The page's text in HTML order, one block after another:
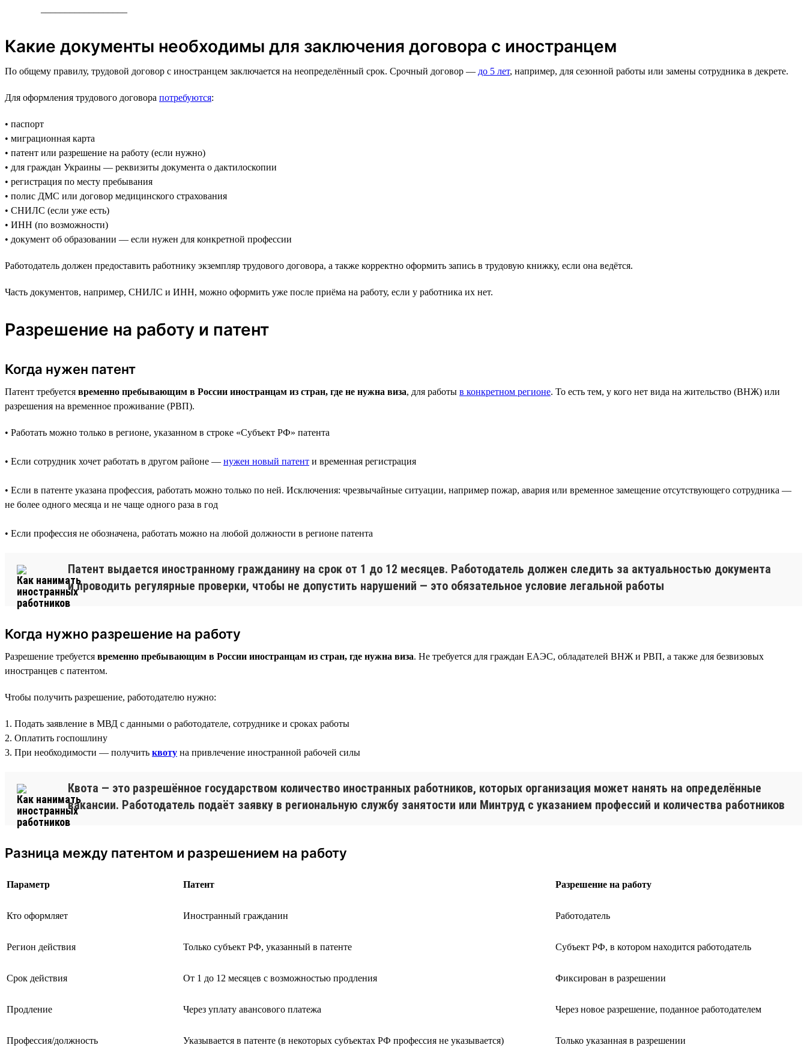
Какие документы необходимы для заключения договора с иностранцем
По общему правилу, трудовой договор с иностранцем заключается на неопределённый срок. Срочный договор — до 5 лет, например, для сезонной работы или замены сотрудника в декрете.
Для оформления трудового договора потребуются:
• паспорт
• миграционная карта
• патент или разрешение на работу (если нужно)
• для граждан Украины — реквизиты документа о дактилоскопии
• регистрация по месту пребывания
• полис ДМС или договор медицинского страхования
• СНИЛС (если уже есть)
• ИНН (по возможности)
• документ об образовании — если нужен для конкретной профессии
Работодатель должен предоставить работнику экземпляр трудового договора, а также корректно оформить запись в трудовую книжку, если она ведётся.
Часть документов, например, СНИЛС и ИНН, можно оформить уже после приёма на работу, если у работника их нет.
Разрешение на работу и патент
Когда нужен патент
Патент требуется временно пребывающим в России иностранцам из стран, где не нужна виза, для работы в конкретном регионе. То есть тем, у кого нет вида на жительство (ВНЖ) или
разрешения на временное проживание (РВП).
• Работать можно только в регионе, указанном в строке «Субъект РФ» патента
• Если сотрудник хочет работать в другом районе — нужен новый патент и временная регистрация
• Если в патенте указана профессия, работать можно только по ней. Исключения: чрезвычайные ситуации, например пожар, авария или временное замещение отсутствующего сотрудника —
не более одного месяца и не чаще одного раза в год
• Если профессия не обозначена, работать можно на любой должности в регионе патента
Патент выдается иностранному гражданину на срок от 1 до 12 месяцев. Работодатель должен следить за актуальностью документа
и проводить регулярные проверки, чтобы не допустить нарушений — это обязательное условие легальной работы
Когда нужно разрешение на работу
Разрешение требуется временно пребывающим в России иностранцам из стран, где нужна виза. Не требуется для граждан ЕАЭС, обладателей ВНЖ и РВП, а также для безвизовых
иностранцев с патентом.
Чтобы получить разрешение, работодателю нужно:
1. Подать заявление в МВД с данными о работодателе, сотруднике и сроках работы
2. Оплатить госпошлину
3. При необходимости — получить квоту на привлечение иностранной рабочей силы
Квота — это разрешённое государством количество иностранных работников, которых организация может нанять на определённые
вакансии. Работодатель подаёт заявку в региональную службу занятости или Минтруд с указанием профессий и количества работников
Разница между патентом и разрешением на работу
Параметр Патент Разрешение на работу
Кто оформляет Иностранный гражданин Работодатель
Регион действия Только субъект РФ, указанный в патенте Субъект РФ, в котором находится работодатель
Срок действия От 1 до 12 месяцев с возможностью продления Фиксирован в разрешении
Продление Через уплату авансового платежа Через новое разрешение, поданное работодателем
Профессия/должность Указывается в патенте (в некоторых субъектах РФ профессия не указывается) Только указанная в разрешении